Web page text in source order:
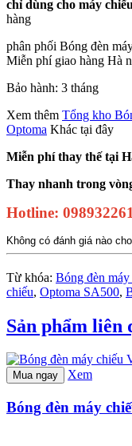
chỉ dùng cho máy
hàng
phân phối Bóng đèn
Miễn phí giao hàng Hà
Bảo hành: 3 tháng
Xem thêm Tổng kho
Optoma Khác tại đây
Miễn phí thay thế tại
Thay nhanh trong
Hotline:
Không có đánh giá nào
Từ khóa: Bóng đèn
chiếu, Optoma SA500,
Sản phẩm liên
Mua ngay Xem
Bóng đèn máy